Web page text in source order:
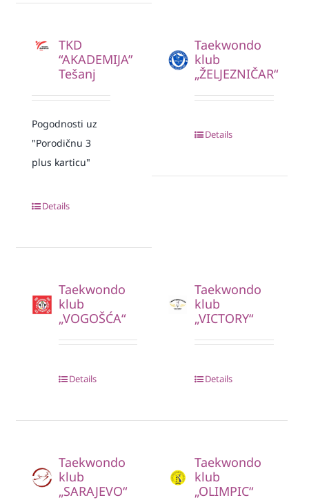
TKD
“AKADEMIJA”
Tešanj
Pogodnosti uz
"Porodičnu 3
plus karticu"
Details
Taekwondo
klub
„ŽELJEZNIČAR“
Details
Taekwondo
klub
„VOGOŠĆA“
Details
Taekwondo
klub
„VICTORY“
Details
Taekwondo
klub
„SARAJEVO“
Taekwondo
klub
„OLIMPIC“